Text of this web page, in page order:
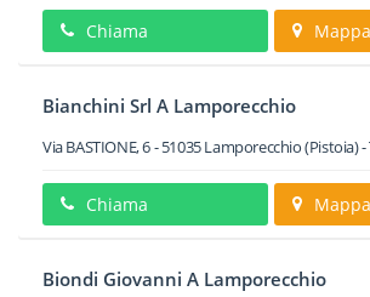
Chiama Mappa
Bianchini Srl A Lamporecchio
Via BASTIONE, 6-51035Lamporecchio(Pistoia) -
Chiama Mappa
Biondi Giovanni A Lamporecchio